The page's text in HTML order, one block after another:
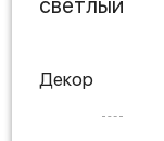
светлый
Декор